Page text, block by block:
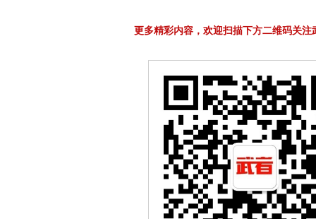
更多精彩内容，欢迎扫描下方二维码关注